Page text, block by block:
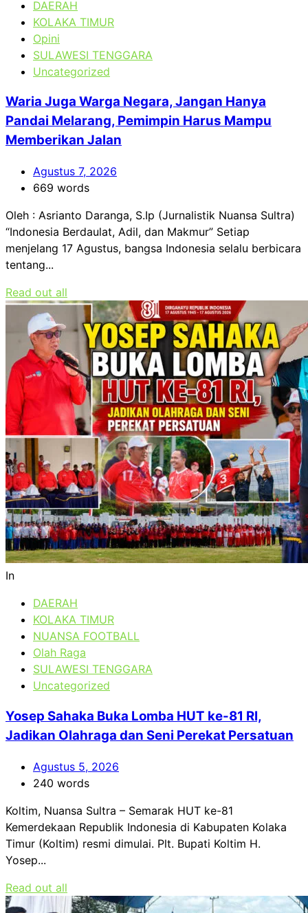
DAERAH
KOLAKA TIMUR
Opini
SULAWESI TENGGARA
Uncategorized
Waria Juga Warga Negara, Jangan Hanya
Pandai Melarang, Pemimpin Harus Mampu
Memberikan Jalan
Agustus 7, 2026
669 words
Oleh : Asrianto Daranga, S.Ip (Jurnalistik Nuansa Sultra)
“Indonesia Berdaulat, Adil, dan Makmur” Setiap
menjelang 17 Agustus, bangsa Indonesia selalu berbicara
tentang...
Read out all
In
DAERAH
KOLAKA TIMUR
NUANSA FOOTBALL
Olah Raga
SULAWESI TENGGARA
Uncategorized
Yosep Sahaka Buka Lomba HUT ke-81 RI,
Jadikan Olahraga dan Seni Perekat Persatuan
Agustus 5, 2026
240 words
Koltim, Nuansa Sultra – Semarak HUT ke-81
Kemerdekaan Republik Indonesia di Kabupaten Kolaka
Timur (Koltim) resmi dimulai. Plt. Bupati Koltim H.
Yosep...
Read out all